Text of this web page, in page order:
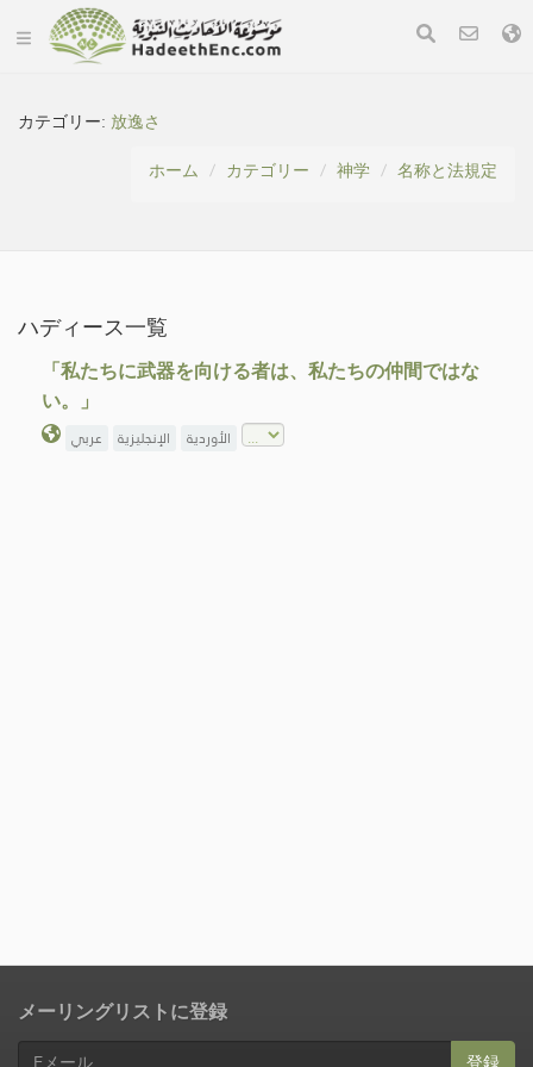
カテゴリー: 放逸さ
ホーム
カテゴリー 神学 名称と法規定
ハディース一覧
「私たちに武器を向ける者は、私たちの仲間ではな
い。」
عربي الإنجليزية الأوردية
メーリングリストに登録